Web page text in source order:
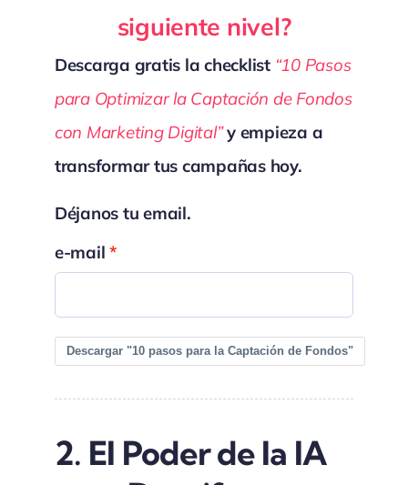
siguiente nivel?
Descarga gratis la checklist “10 Pasos
para Optimizar la Captación de Fondos
con Marketing Digital”y empieza a
transformar tus campañas hoy.
Déjanos tu email.
e-mail
Descargar "10 pasos para la Captación de Fondos"
2. El Poder de la IA